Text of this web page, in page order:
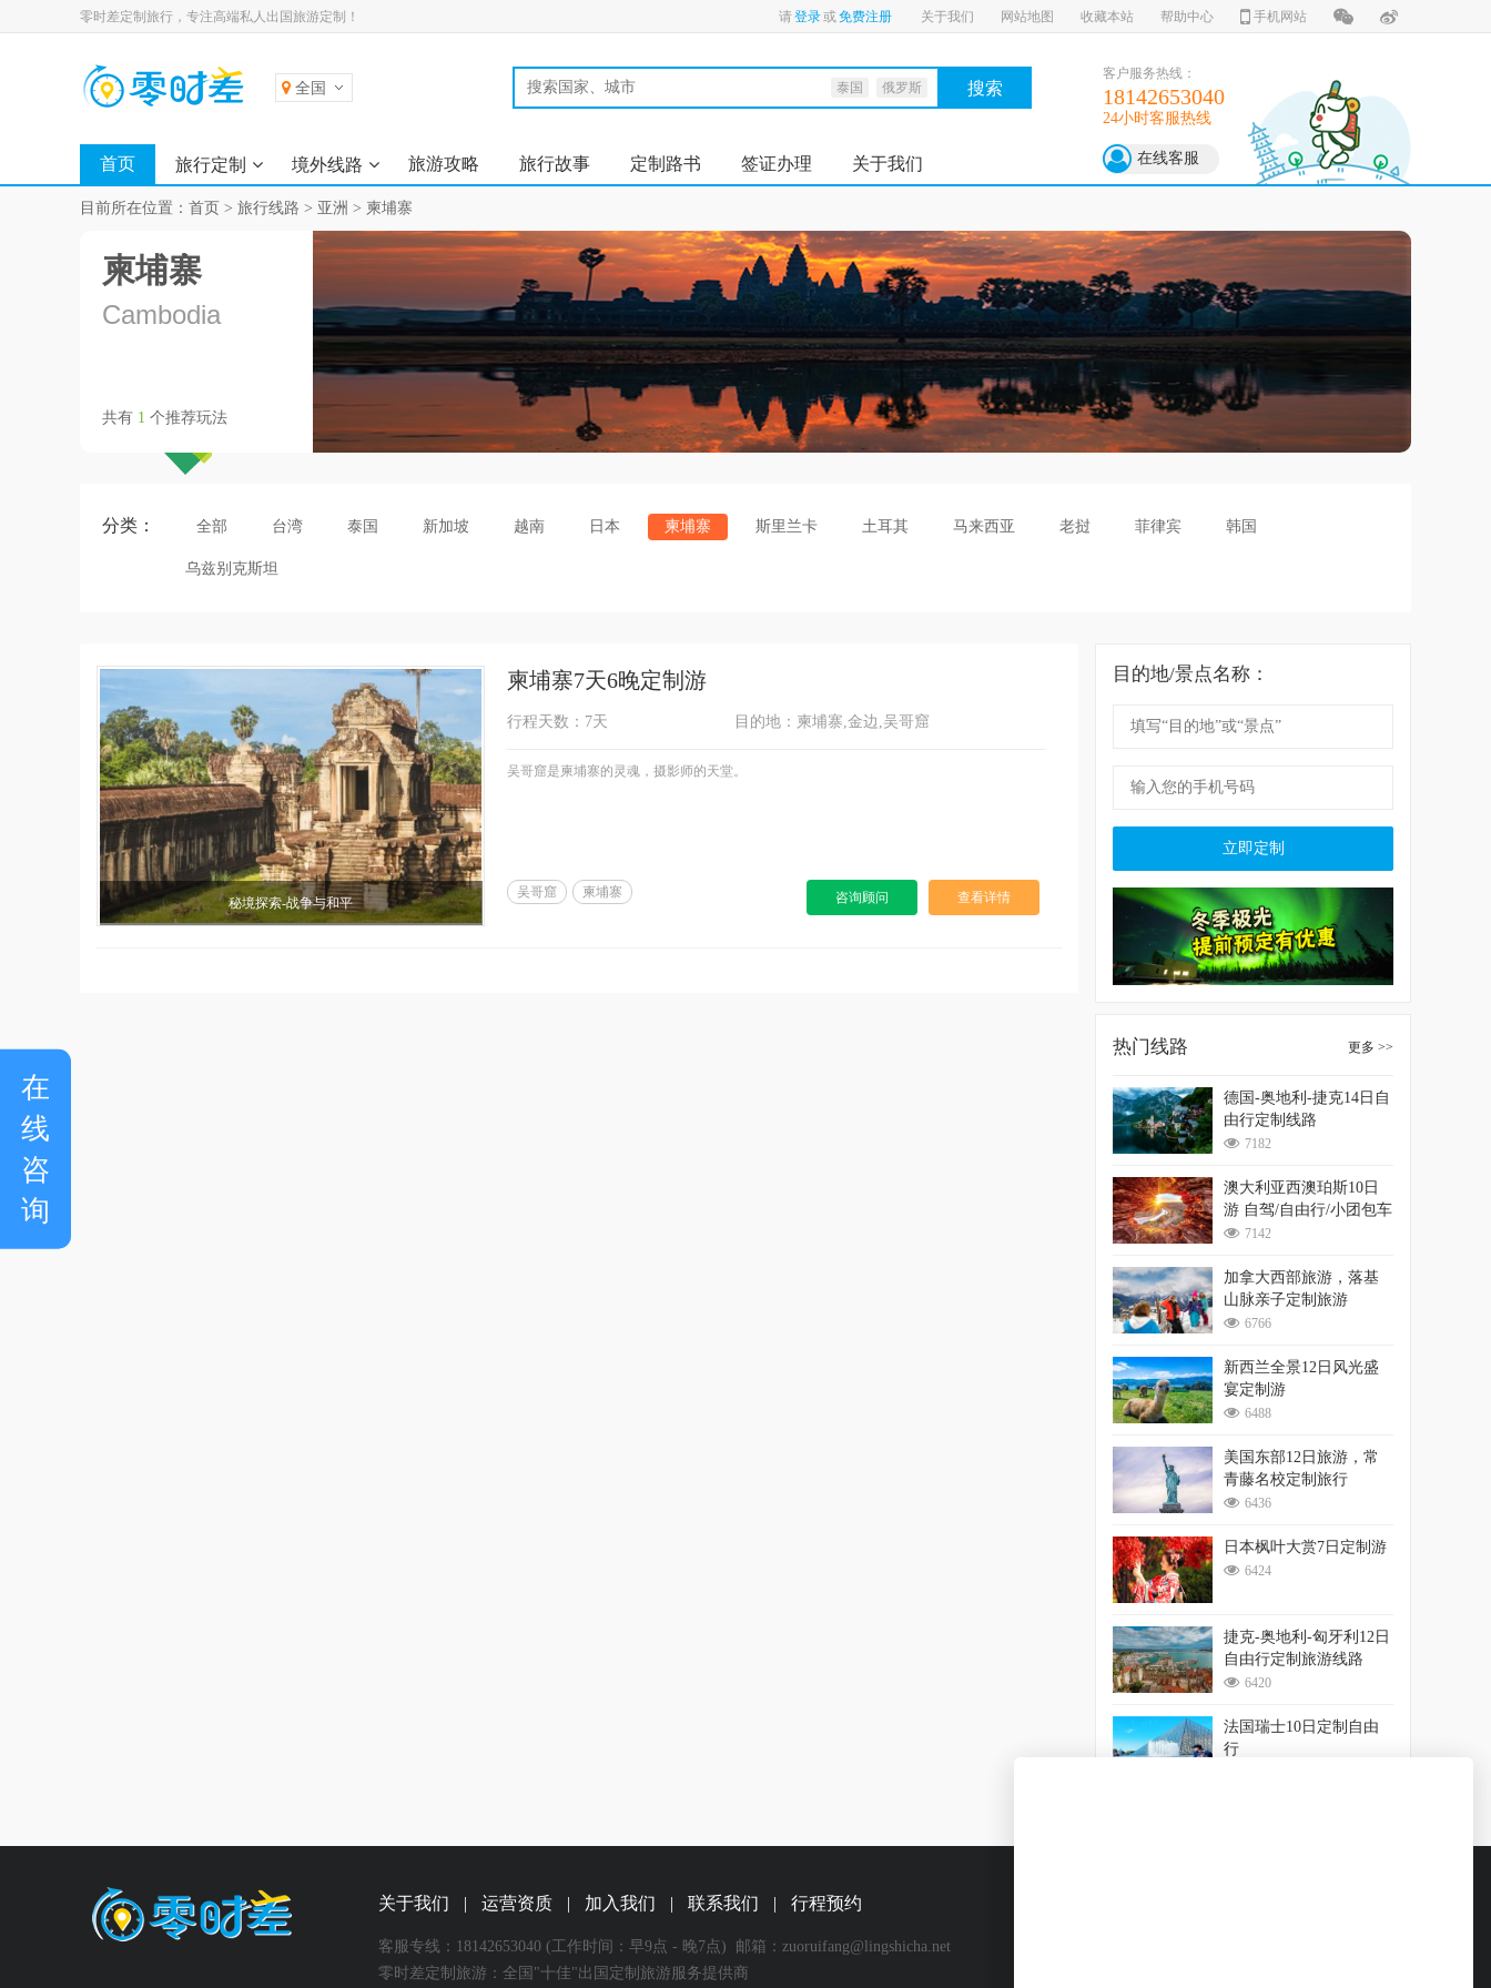
零时差定制旅行，专注高端私人出国旅游定制！ 请登录或免费注册 关于我们 网站地图 收藏本站 帮助中心 手机网站
全国 泰国 俄罗斯 搜索
客户服务热线：
18142653040
24小时客服热线
在线客服
首页 旅行定制 境外线路 旅游攻略 旅行故事 定制路书 签证办理 关于我们
目前所在位置： 首页 > 旅行线路 > 亚洲 > 柬埔寨
柬埔寨
Cambodia
共有 1 个推荐玩法
分类： 全部 台湾 泰国 新加坡 越南 日本 柬埔寨 斯里兰卡 土耳其 马来西亚 老挝 菲律宾 韩国
乌兹别克斯坦
秘境探索-战争与和平
柬埔寨7天6晚定制游
行程天数：7天 目的地：柬埔寨,金边,吴哥窟
吴哥窟是柬埔寨的灵魂，摄影师的天堂。
吴哥窟 柬埔寨 咨询顾问 查看详情
目的地/景点名称：
立即定制
热门线路 更多 >>
德国-奥地利-捷克14日自
由行定制线路
7182
澳大利亚西澳珀斯10日
游 自驾/自由行/小团包车
游 7142
加拿大西部旅游，落基
山脉亲子定制旅游
6766
新西兰全景12日风光盛
宴定制游
6488
美国东部12日旅游，常
青藤名校定制旅行
6436
日本枫叶大赏7日定制游
6424
捷克-奥地利-匈牙利12日
自由行定制旅游线路
6420
法国瑞士10日定制自由
行
关于我们 | 运营资质 | 加入我们 | 联系我们 | 行程预约
客服专线：18142653040 (工作时间：早9点 - 晚7点)
邮箱：zuoruifang@lingshicha.net
零时差定制旅游：全国"十佳"出国定制旅游服务提供商
在
线
咨
询